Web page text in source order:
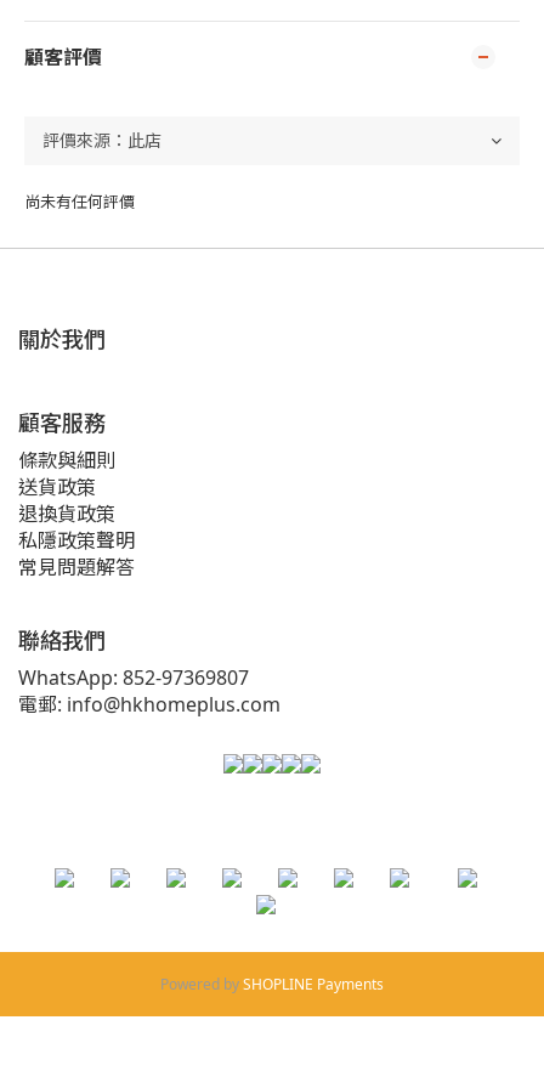
顧客評價
尚未有任何評價
關於我們
顧客服務
條款與細則
送貨政策
退換貨政策
私隱政策聲明
常見問題解答
聯絡我們
WhatsApp: 852-97369807
電郵: info@hkhomeplus.com
Powered bySHOPLINE Payments